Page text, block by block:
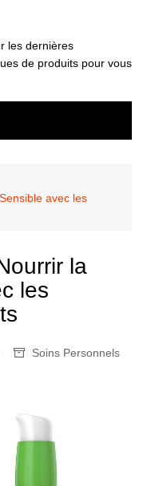
les dernières
de produits pour vous
avec les
la
les
Soins Personnels